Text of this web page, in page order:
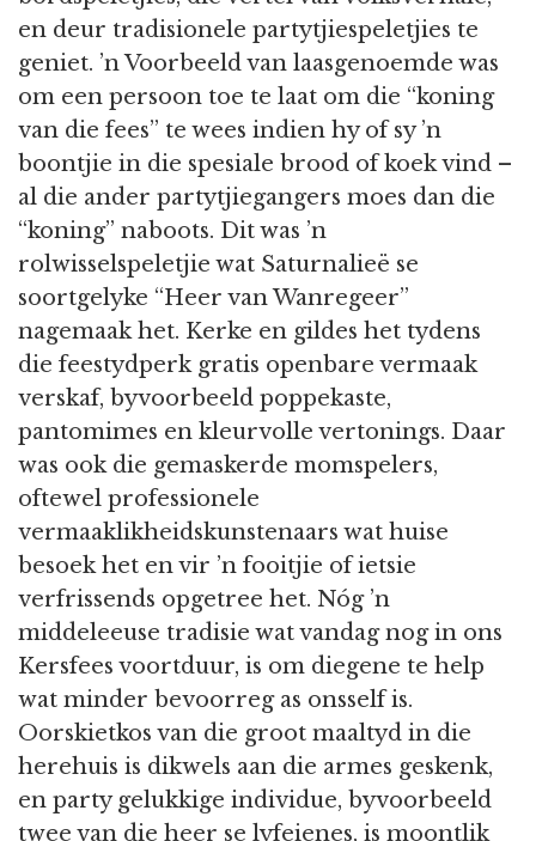
en deur tradisionele partytjiespeletjies te
geniet. ’n Voorbeeld van laasgenoemde was
om een persoon toe te laat om die “koning
van die fees” te wees indien hy of sy ’n
boontjie in die spesiale brood of koek vind –
al die ander partytjiegangers moes dan die
“koning” naboots. Dit was ’n
rolwisselspeletjie wat Saturnalieë se
soortgelyke “Heer van Wanregeer”
nagemaak het. Kerke en gildes het tydens
die feestydperk gratis openbare vermaak
verskaf, byvoorbeeld poppekaste,
pantomimes en kleurvolle vertonings. Daar
was ook die gemaskerde momspelers,
oftewel professionele
vermaaklikheidskunstenaars wat huise
besoek het en vir ’n fooitjie of ietsie
verfrissends opgetree het. Nóg ’n
middeleeuse tradisie wat vandag nog in ons
Kersfees voortduur, is om diegene te help
wat minder bevoorreg as onsself is.
Oorskietkos van die groot maaltyd in die
herehuis is dikwels aan die armes geskenk,
en party gelukkige individue, byvoorbeeld
twee van die heer se lyfeienes, is moontlik